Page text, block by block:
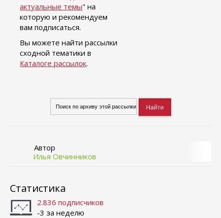
актуальные темы" на
которую и рекомендуем
вам подписаться.
Вы можете найти рассылки
сходной тематики в
Каталоге рассылок.
Автор
Илья Овчинников
Статистика
2.836 подписчиков
-3 за неделю